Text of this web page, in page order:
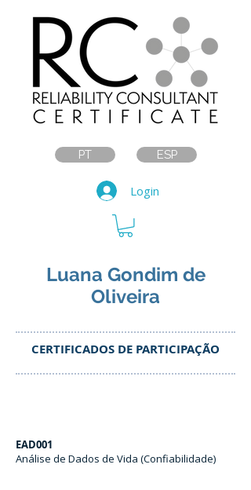
PT ESP
Login
Luana Gondim de
Oliveira
CERTIFICADOS DE PARTICIPAÇÃO
EAD001
Análise de Dados de Vida (Confiabilidade)